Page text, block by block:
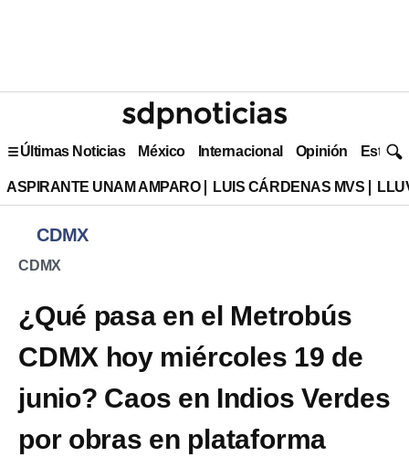
Últimas Noticias México Internacional Opinión Estilo
ASPIRANTE UNAM AMPARO LUIS CÁRDENAS MVS
CDMX
CDMX
¿Qué pasa en el Metrobús
CDMX hoy miércoles 19 de
junio? Caos en Indios Verdes
por obras en plataforma